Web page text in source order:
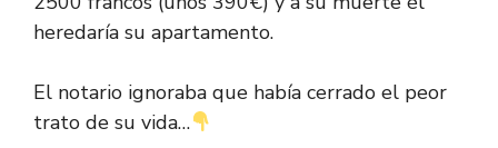
ok m p m
heredaría su apartamento.
El notario ignoraba que había cerrado el peor
trato de su vida…